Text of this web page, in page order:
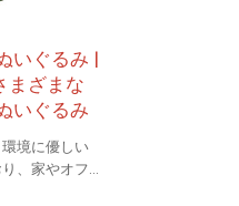
いぐるみ |
まざまな
いぐるみ
境に優しい
、家やオフ